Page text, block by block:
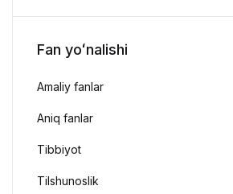
Fan yoʻnalishi
Amaliy fanlar
Aniq fanlar
Tibbiyot
Tilshunoslik